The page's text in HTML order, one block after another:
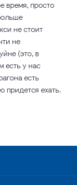
время, просто
не стоит
не
(это, в
есть у нас
есть
придется ехать.